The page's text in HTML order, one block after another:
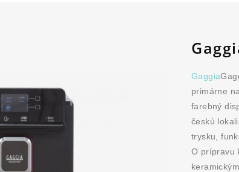
Gaggia
primárne
farebný
českú
trysku,
O prípravu